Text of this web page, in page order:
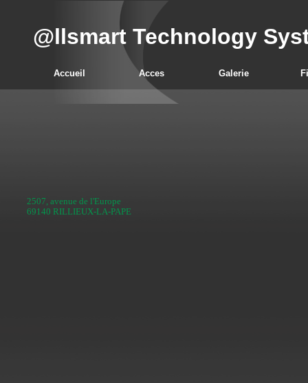
@llsmart Technology
2507, avenue de l'Europe
69140 RILLIEUX-LA-PAPE
Accueil Acces Galerie